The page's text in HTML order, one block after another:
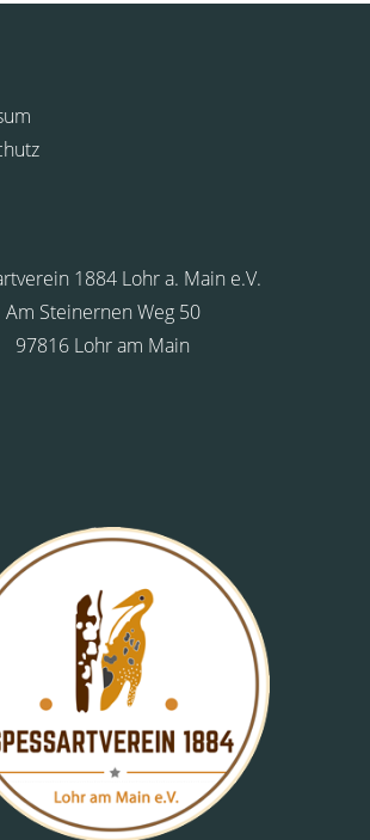
1884 Lohr a. Main e.V.
Am Steinernen Weg 50
97816 Lohr am Main